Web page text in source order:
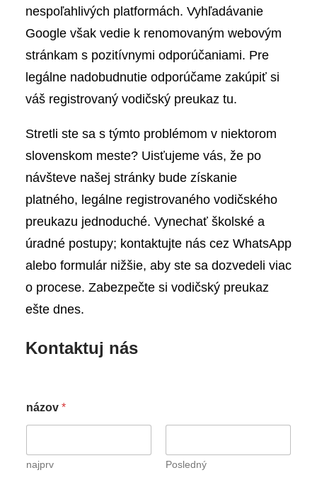
nespoľahlivých platformách. Vyhľadávanie
Google však vedie k renomovaným webovým
stránkam s pozitívnymi odporúčaniami. Pre
legálne nadobudnutie odporúčame zakúpiť si
váš registrovaný vodičský preukaz tu.
Stretli ste sa s týmto problémom v niektorom
slovenskom meste? Uisťujeme vás, že po
návšteve našej stránky bude získanie
platného, legálne registrovaného vodičského
preukazu jednoduché. Vynechať školské a
úradné postupy; kontaktujte nás cez WhatsApp
alebo formulár nižšie, aby ste sa dozvedeli viac
o procese. Zabezpečte si vodičský preukaz
ešte dnes.
Kontaktuj nás
názov *
najprv Posledný